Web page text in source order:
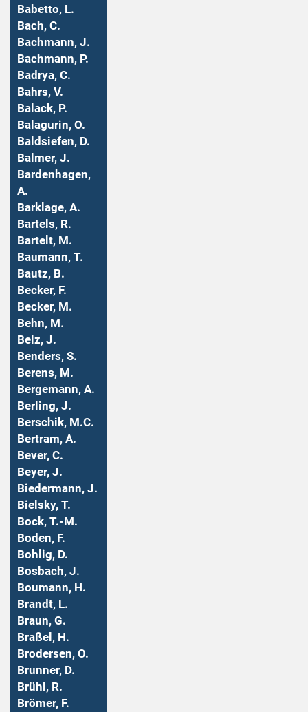
Babetto, L.
Bach, C.
Bachmann, J.
Bachmann, P.
Badrya, C.
Bahrs, V.
Balack, P.
Balagurin, O.
Baldsiefen, D.
Balmer, J.
Bardenhagen,
A.
Barklage, A.
Bartels, R.
Bartelt, M.
Baumann, T.
Bautz, B.
Becker, F.
Becker, M.
Behn, M.
Belz, J.
Benders, S.
Berens, M.
Bergemann, A.
Berling, J.
Berschik, M.C.
Bertram, A.
Bever, C.
Beyer, J.
Biedermann, J.
Bielsky, T.
Bock, T.-M.
Boden, F.
Bohlig, D.
Bosbach, J.
Boumann, H.
Brandt, L.
Braun, G.
Braßel, H.
Brodersen, O.
Brunner, D.
Brühl, R.
Brömer, F.